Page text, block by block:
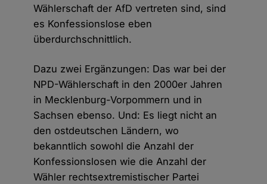
Wählerschaft der AfD vertreten sind, sind
es Konfessionslose eben
überdurchschnittlich.
Dazu zwei Ergänzungen: Das war bei der
NPD-Wählerschaft in den 2000er Jahren
in Mecklenburg-Vorpommern und in
Sachsen ebenso. Und: Es liegt nicht an
den ostdeutschen Ländern, wo
bekanntlich sowohl die Anzahl der
Konfessionslosen wie die Anzahl der
Wähler rechtsextremistischer Partei